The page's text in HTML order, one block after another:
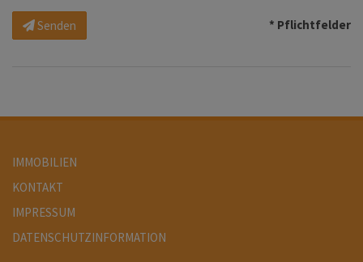
Senden * Pflichtfelder
IMMOBILIEN
KONTAKT
IMPRESSUM
DATENSCHUTZINFORMATION